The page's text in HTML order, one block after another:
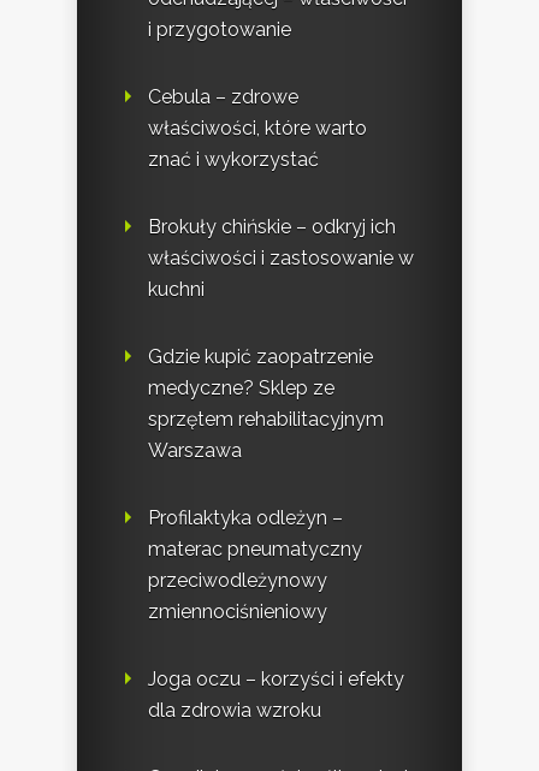
i przygotowanie
Cebula – zdrowe
właściwości, które warto
znać i wykorzystać
Brokuły chińskie – odkryj ich
właściwości i zastosowanie w
kuchni
Gdzie kupić zaopatrzenie
medyczne? Sklep ze
sprzętem rehabilitacyjnym
Warszawa
Profilaktyka odleżyn –
materac pneumatyczny
przeciwodleżynowy
zmiennociśnieniowy
Joga oczu – korzyści i efekty
dla zdrowia wzroku